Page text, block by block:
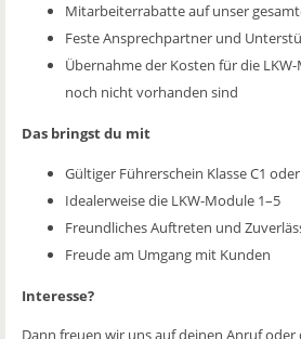
Mitarbeiterrabatte auf unser
Feste Ansprechpartner und
Übernahme der Kosten für die
noch nicht vorhanden sind
Das bringst du mit
Gültiger Führerschein Klasse C1
Idealerweise die LKW-Module 1–5
Freundliches Auftreten und
Freude am Umgang mit Kunden
Interesse?
Dann freuen wir uns auf deinen Anruf oder